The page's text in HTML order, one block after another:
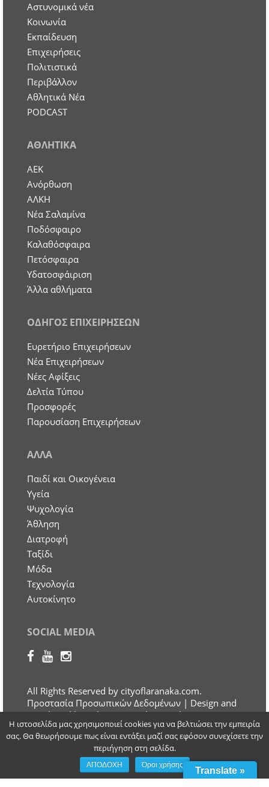
Aστυνομικά νέα
Κοινωνία
Εκπαίδευση
Επιχειρήσεις
Πολιτιστικά
Περιβάλλον
Αθλητικά Νέα
PODCAST
ΑΘΛΗΤΙΚΑ
ΑΕΚ
Ανόρθωση
ΑΛΚΗ
Νέα Σαλαμίνα
Ποδόσφαιρο
Καλαθόσφαιρα
Πετόσφαιρα
Υδατοσφάιριση
Άλλα αθλήματα
ΟΔΗΓΟΣ ΕΠΙΧΕΙΡΗΣΕΩΝ
Ευρετήριο Επιχειρήσεων
Nέα Επιχειρήσεων
Νέες Αφίξεις
Δελτία Τύπου
Προσφορές
Παρουσίαση Επιχειρήσεων
ΑΛΛΑ
Παιδί και Οικογένεια
Υγεία
Ψυχολογία
Άθληση
Διατροφή
Ταξίδι
Μόδα
Τεχνολογία
Αυτοκίνητο
SOCIAL MEDIA
All Rights Reserved by cityoflaranaka.com.
Προστασία Προσωπικών Δεδομένων | Design and
Developed by Otherview Web & Marketing
Solutions
Translate »
Η ιστοσελίδα μας χρησιμοποιεί cookies για να βελτιώσει την εμπειρία
σας. Θα θεωρήσουμε πως είναι εντάξει μαζί σας εφόσον συνεχίσετε την
περιήγηση στη σελίδα.
ΑΠΟΔΟΧΗ Όροι χρήσης